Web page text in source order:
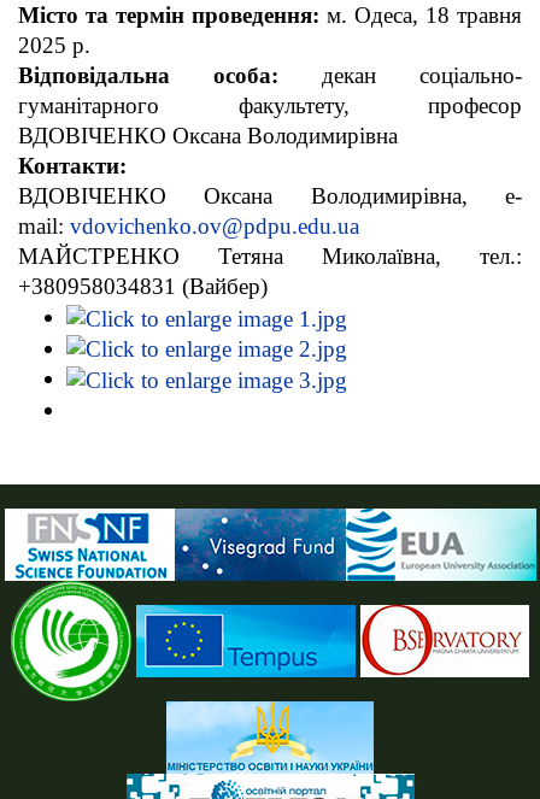
Місто та термін проведення: м. Одеса, 18 травня
2025 р.
Відповідальна особа: декан соціально-
гуманітарного факультету, професор
ВДОВІЧЕНКО Оксана Володимирівна
Контакти:
ВДОВІЧЕНКО Оксана Володимирівна, е-
mail: vdovichenko.ov@pdpu.edu.ua
МАЙСТРЕНКО Тетяна Миколаївна, тел.:
+380958034831 (Вайбер)